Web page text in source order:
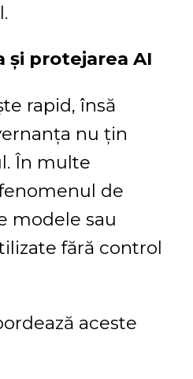
și protejarea AI
rapid, însă
nu țin
În multe
de
modele sau
fără control
aceste